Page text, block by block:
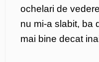
ochelari de
nu mi-a slabit, ba
mai bine decat